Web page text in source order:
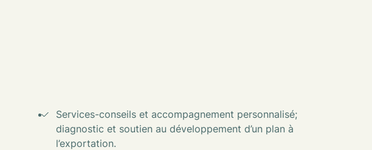
Services-conseils et accompagnement personnalisé;
diagnostic et soutien au développement d’un plan à
l’exportation.